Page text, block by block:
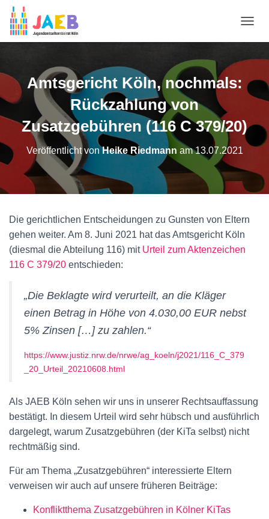
A
A
U
H
T
Amtsgericht Köln, nochmals:
Rückzahlung von
Zusatzgebühren (116 C 379/20)
Veröffentlicht vonHeike Riedmann am13.07.2021
Die gerichtlichen Entscheidungen zu Gunsten von Eltern
gehen weiter. Am 8. Juni 2021 hat das Amtsgericht Köln
(diesmal die Abteilung 116) mit Urteil zum Aktenzeichen
116 C 379/20 entschieden:
„Die Beklagte wird verurteilt, an die Kläger
einen Betrag in Höhe von 4.030,00 EUR nebst
5% Zinsen […] zu zahlen.“
https://www.justiz.nrw.de/nrwe/ag_koeln/j2021/116_C_379
_20_Urteil_20210608.html
Als JAEB Köln sehen wir uns in unserer Rechtsauffassung
bestätigt. In diesem Urteil wird sehr hübsch und ausführlich
dargelegt, warum Zusatzgebühren (der KiTa selbst) nicht
rechtmäßig sind.
Für am Thema „Zusatzgebühren“ interessierte Eltern
verweisen wir auch auf unsere früheren Beiträge:
Konfliktthema Zusatzgebühren in Kölner KiTas